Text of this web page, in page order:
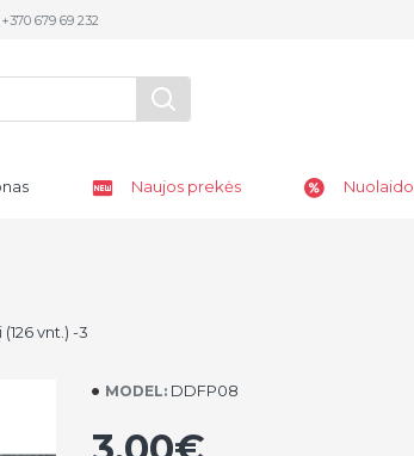
679 69 232
Naujos prekės
vnt.) -3
MODEL: DDFP08